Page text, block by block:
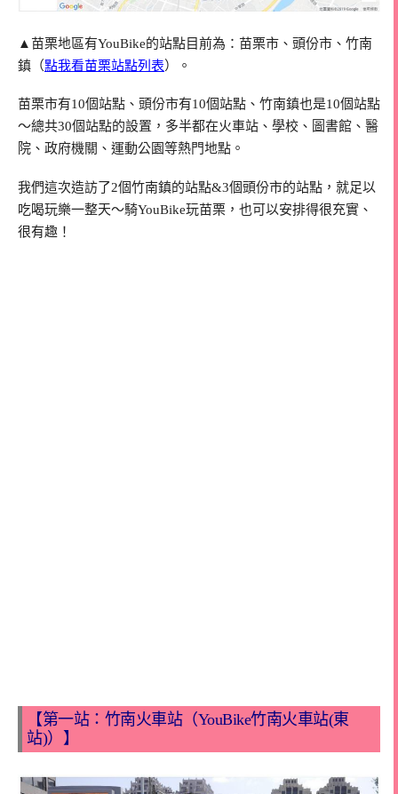
▲苗栗地區有YouBike的站點目前為：苗栗市、頭份市、竹南
鎮（點我看苗栗站點列表）。
苗栗市有10個站點、頭份市有10個站點、竹南鎮也是10個站點
～總共30個站點的設置，多半都在火車站、學校、圖書館、醫
院、政府機關、運動公園等熱門地點。
我們這次造訪了2個竹南鎮的站點&3個頭份市的站點，就足以
吃喝玩樂一整天～騎YouBike玩苗栗，也可以安排得很充實、
很有趣！
【第一站：竹南火車站（YouBike竹南火車站(東
站)）】